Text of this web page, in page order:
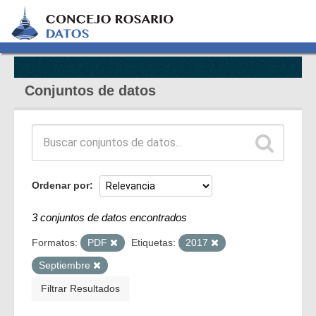
Conjuntos de datos
Ordenar por
3 conjuntos de datos encontrados
Formatos: PDF Etiquetas:
2017
Septiembre
Filtrar Resultados